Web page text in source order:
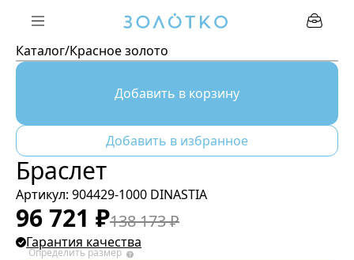
Каталог/Красное золото
Браслет
Артикул: 904429-1000 DINASTIA
96 721 ₽138 173₽
Гарантия качества
Определить размер
Добавить в корзину
Добавить в избранное